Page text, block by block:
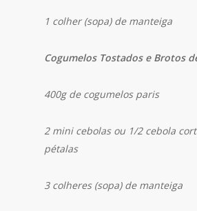
1 colher (sopa) de manteiga
Cogumelos Tostados e Brotos
400g de cogumelos paris
2 mini cebolas ou 1/2 cebola
pétalas
3 colheres (sopa) de manteiga